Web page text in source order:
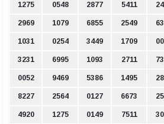
1275 0548 2877 5411
2969 1079 6855 2549
1031 0254 3449 1709
3231 6995 1093 2711
0052 9469 5386 1495
8227 2564 0127 6673
4920 1275 0149 7511